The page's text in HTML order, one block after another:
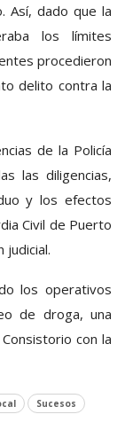
Así, dado que la
los límites
procedieron
delito contra la
de la Policía
las diligencias,
y los efectos
Civil de Puerto
judicial.
los operativos
de droga, una
con la
Sucesos